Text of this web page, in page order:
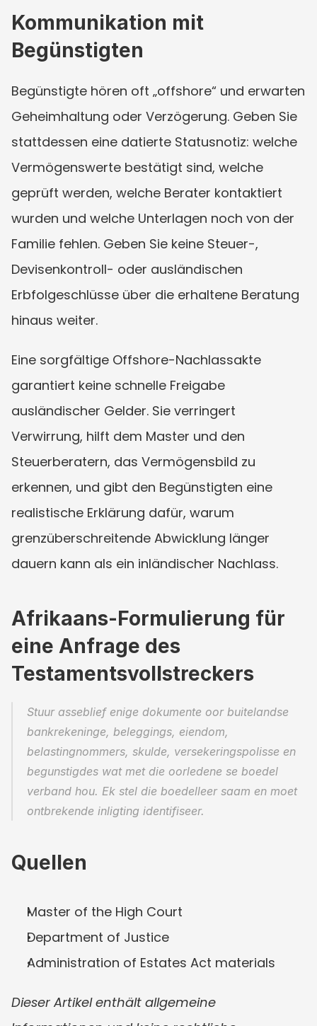
Kommunikation mit
Begünstigten
Begünstigte hören oft „offshore“ und erwarten
Geheimhaltung oder Verzögerung. Geben Sie
stattdessen eine datierte Statusnotiz: welche
Vermögenswerte bestätigt sind, welche
geprüft werden, welche Berater kontaktiert
wurden und welche Unterlagen noch von der
Familie fehlen. Geben Sie keine Steuer-,
Devisenkontroll- oder ausländischen
Erbfolgeschlüsse über die erhaltene Beratung
hinaus weiter.
Eine sorgfältige Offshore-Nachlassakte
garantiert keine schnelle Freigabe
ausländischer Gelder. Sie verringert
Verwirrung, hilft dem Master und den
Steuerberatern, das Vermögensbild zu
erkennen, und gibt den Begünstigten eine
realistische Erklärung dafür, warum
grenzüberschreitende Abwicklung länger
dauern kann als ein inländischer Nachlass.
Afrikaans-Formulierung für
eine Anfrage des
Testamentsvollstreckers
Stuur asseblief enige dokumente oor buitelandse
bankrekeninge, beleggings, eiendom,
belastingnommers, skulde, versekeringspolisse en
begunstigdes wat met die oorledene se boedel
verband hou. Ek stel die boedelleer saam en moet
ontbrekende inligting identifiseer.
Quellen
Master of the High Court
Department of Justice
Administration of Estates Act materials
Dieser Artikel enthält allgemeine